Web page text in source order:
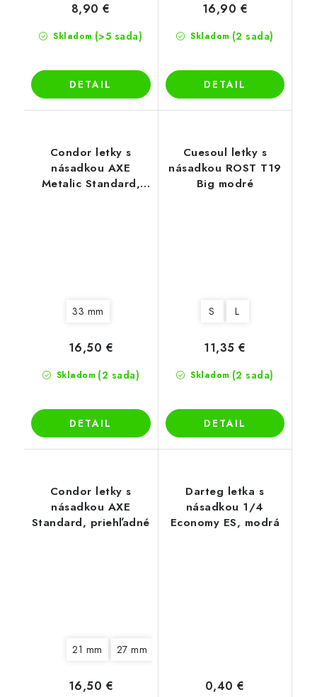
Skladom (>5 sada)
8,90 €
DETAIL
Skladom (2 sada)
16,90 €
DETAIL
Condor letky s
násadkou AXE
Metalic Standard,
33 mm
Skladom (2 sada)
16,50 €
DETAIL
Cuesoul letky s
násadkou ROST T19
Big modré
S L
Skladom (2 sada)
11,35 €
DETAIL
Condor letky s
násadkou AXE
Standard, priehľadné
21 mm 27 mm
16,50 €
Darteg letka s
násadkou 1/4
Economy ES, modrá
0,40 €